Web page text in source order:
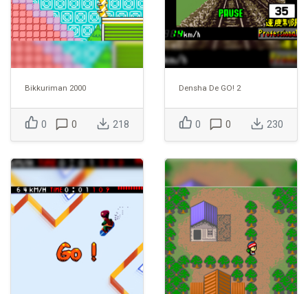
Bikkuriman 2000
0 0 218
Densha De GO! 2
0 0 230